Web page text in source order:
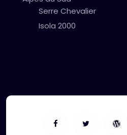
Serre Chevalier
Isola 2000